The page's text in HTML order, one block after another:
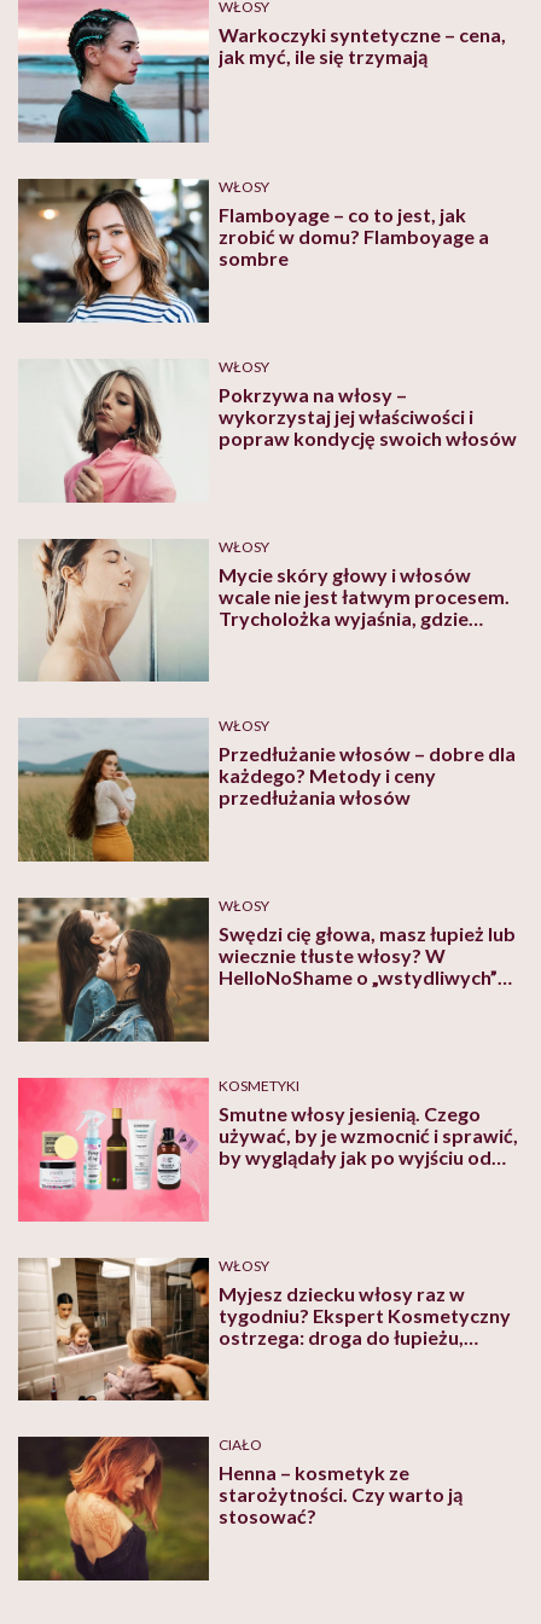
WŁOSY
Warkoczyki syntetyczne – cena,
jak myć, ile się trzymają
WŁOSY
Flamboyage – co to jest, jak
zrobić w domu? Flamboyage a
sombre
WŁOSY
Pokrzywa na włosy –
wykorzystaj jej właściwości i
popraw kondycję swoich włosów
WŁOSY
Mycie skóry głowy i włosów
wcale nie jest łatwym procesem.
Trycholożka wyjaśnia, gdzie
WŁOSY
Przedłużanie włosów – dobre dla
każdego? Metody i ceny
przedłużania włosów
WŁOSY
Swędzi cię głowa, masz łupież lub
wiecznie tłuste włosy? W
HelloNoShame o „wstydliwych”
KOSMETYKI
Smutne włosy jesienią. Czego
używać, by je wzmocnić i sprawić,
by wyglądały jak po wyjściu od
WŁOSY
Myjesz dziecku włosy raz w
tygodniu? Ekspert Kosmetyczny
ostrzega: droga do łupieżu,
CIAŁO
Henna – kosmetyk ze
starożytności. Czy warto ją
stosować?